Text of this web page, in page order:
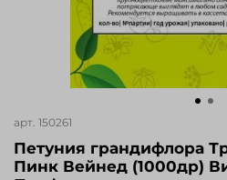
арт. 150261
Петуния грандифлора
Пинк Вейнед (1000др)